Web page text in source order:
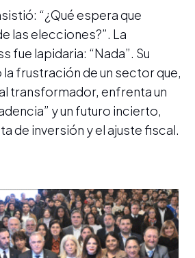
“¿Qué espera que
las elecciones?”. La
fue lapidaria: “Nada”. Su
frustración de un sector que,
transformador, enfrenta un
y un futuro incierto,
de inversión y el ajuste fiscal.